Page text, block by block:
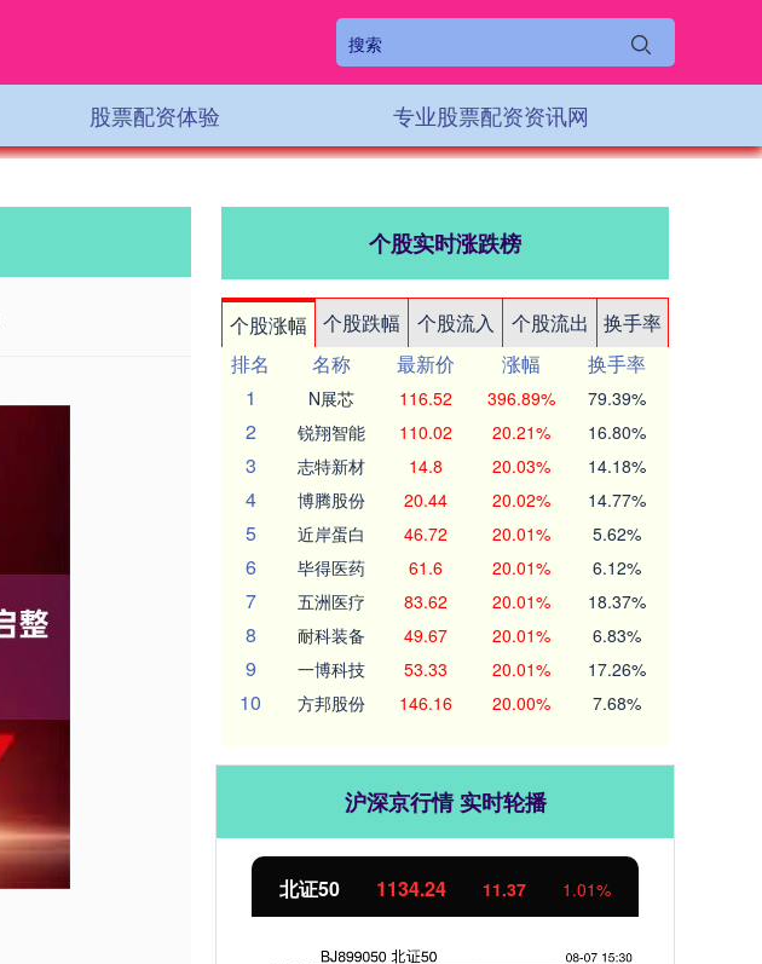
股票配资体验 专业股票配资资讯网
个股实时涨跌榜
个股涨幅 个股跌幅 个股流入 个股流出
换手率
排名
名称 最新价 涨幅
换手率
1
N展芯 116.52 396.89% 79.39%
2 锐翔智能 110.02 20.21% 16.80%
3 志特新材 14.8 20.03% 14.18%
4 博腾股份 20.44 20.02% 14.77%
5 近岸蛋白 46.72 20.01% 5.62%
6 毕得医药 61.6 20.01% 6.12%
7 五洲医疗 83.62 20.01% 18.37%
8 耐科装备 49.67 20.01% 6.83%
9 一博科技 53.33 20.01% 17.26%
10 方邦股份 146.16 20.00% 7.68%
沪深京行情 实时轮播
43.13 北证50 1134.24 11.37 1.01%